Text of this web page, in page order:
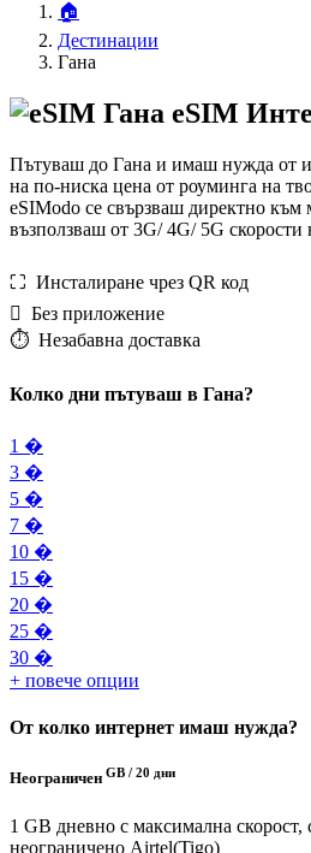
🏠
Дестинации
Гана
eSIM
Пътуваш до Гана и имаш нужда от
на по-ниска цена от роуминга на
eSIModo се свързваш директно към
възползваш от 3G/ 4G/ 5G скорости
⛶️️ Инсталиране чрез QR код
️ Без приложение
⏱️️ Незабавна доставка
Колко дни пътуваш в Гана?
1 �
3 �
5 �
7 �
10 �
15 �
20 �
25 �
30 �
+ повече опции
От колко интернет имаш нужда?
Неограничен GB / 20 дни
1 GB дневно с максимална скорост,
неограничено Airtel(Tigo)